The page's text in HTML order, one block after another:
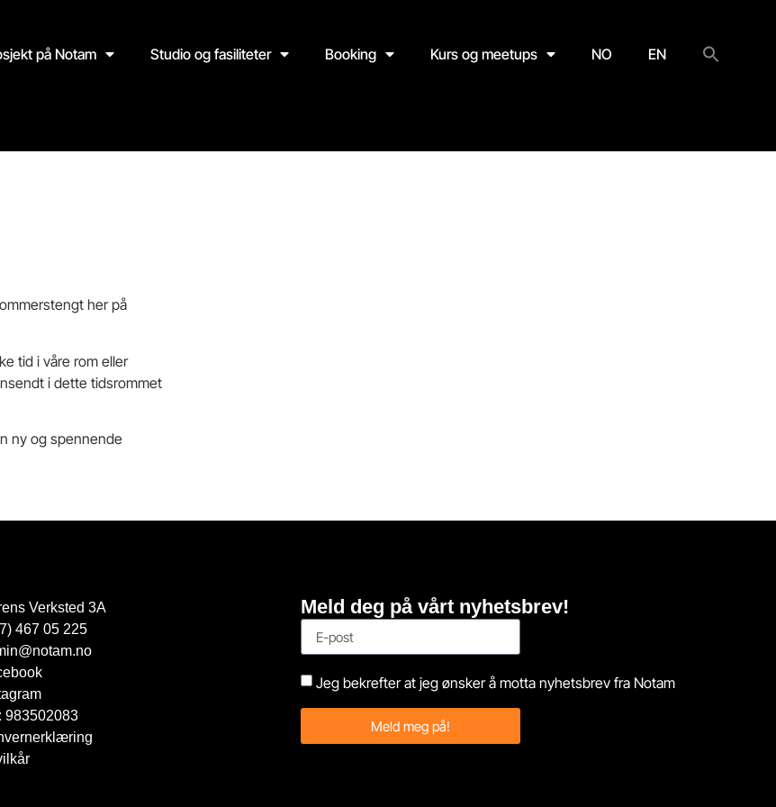
på Notam Studio og fasiliteter Booking Kurs og meetups NO EN
her på
tid i våre rom eller
i dette tidsrommet
ny og spennende
Verksted 3A
467 05 225
983502083
Meld deg på vårt nyhetsbrev!
Jeg bekrefter at jeg ønsker å motta nyhetsbrev fra Notam
Meld meg på!